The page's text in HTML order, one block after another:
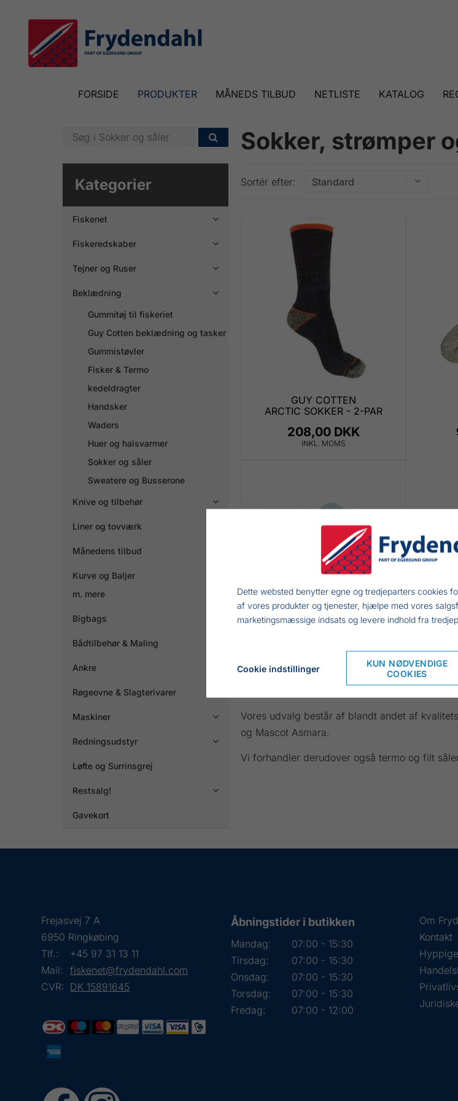
FORSIDE PRODUKTER MÅNEDS TILBUD NETLISTE KATALOG

Kategorier
Fiskenet 
Fiskeredskaber 
Tejner og Ruser 
Beklædning 
Gummitøj til fiskeriet
Guy Cotten beklædning og tasker
Gummistøvler
Fisker & Termo
kedeldragter
Handsker
Waders
Huer og halsvarmer
Sokker og såler
Sweatere og Busserone
Knive og tilbehør 
Liner og tovværk
Månedens tilbud
Kurve og Baljer
m. mere
Bigbags
Bådtilbehør & Maling
Ankre
Røgeovne & Slagterivarer
Maskiner 
Redningsudstyr 
Løfte og Surrinsgrej
Restsalg! 
Gavekort
Sokker, strømper
Sortér efter:
GUY COTTEN
ARCTIC SOKKER - 2-PAR
208,00 DKK
INKL. MOMS
44,00 DKK
INKL. MOMS
Vores udvalg består af blandt andet af
og Mascot Asmara.
Vi forhandler derudover også termo og filt
Frejasvej 7 A
6950 Ringkøbing
Tlf.:
+45 97 31 13 11
Mail:
fiskenet@frydendahl.com
CVR: DK 15891645
Åbningstider i butikken
Mandag:
07:00 - 15:30
Tirsdag:
07:00 - 15:30
Onsdag:
07:00 - 15:30
Torsdag:
07:00 - 15:30
Fredag:
07:00 - 12:00
Om
Kontakt
Dette websted benytter egne og tredjeparters cookies
af vores produkter og tjenester, hjælpe med vores
marketingsmæssige indsats og levere indhold fra
Cookie indstillinger
KUN NØDVENDIGE
COOKIES